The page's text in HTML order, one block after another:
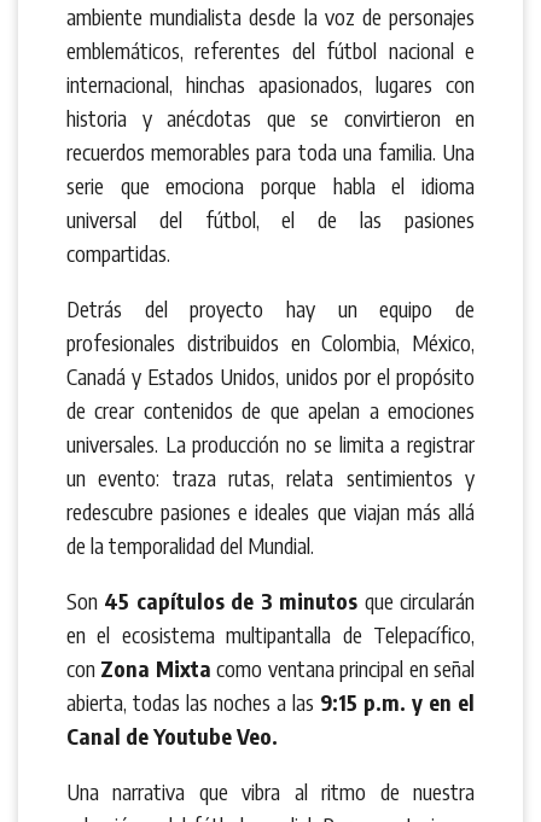
ambiente mundialista desde la voz de personajes
emblemáticos, referentes del fútbol nacional e
internacional, hinchas apasionados, lugares con
historia y anécdotas que se convirtieron en
recuerdos memorables para toda una familia. Una
serie que emociona porque habla el idioma
universal del fútbol, el de las pasiones
compartidas.
Detrás del proyecto hay un equipo de
profesionales distribuidos en Colombia, México,
Canadá y Estados Unidos, unidos por el propósito
de crear contenidos de que apelan a emociones
universales. La producción no se limita a registrar
un evento: traza rutas, relata sentimientos y
redescubre pasiones e ideales que viajan más allá
de la temporalidad del Mundial.
Son 45 capítulos de 3 minutos que circularán
en el ecosistema multipantalla de Telepacífico,
con Zona Mixta como ventana principal en señal
abierta, todas las noches a las 9:15 p.m. y en el
Canal de Youtube Veo.
Una narrativa que vibra al ritmo de nuestra